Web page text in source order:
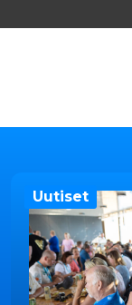
Uutiset